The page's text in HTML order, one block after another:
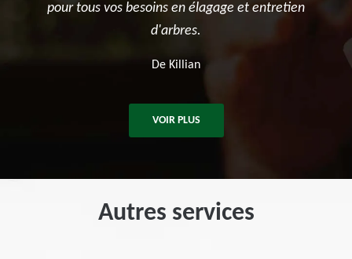
en élagage et entretien
VOIR PLUS
Autres services